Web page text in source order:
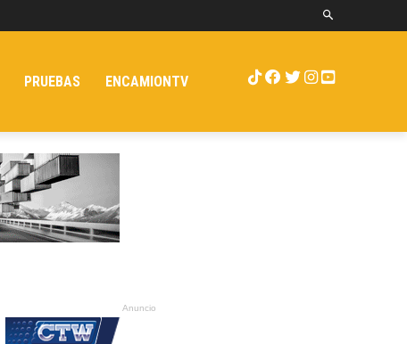
PRUEBAS ENCAMIONTV
Anuncio